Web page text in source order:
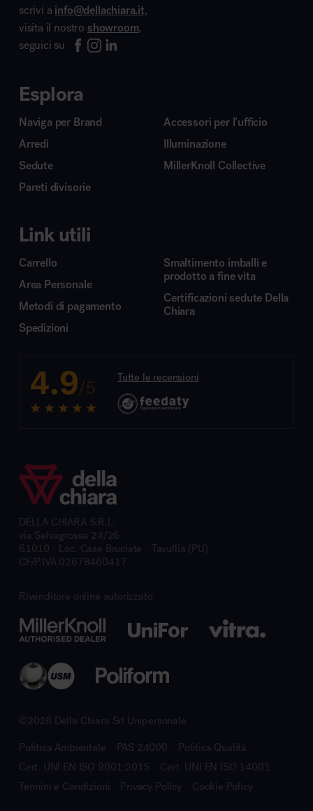
scrivi a info@dellachiara.it,
visita il nostro showroom,
seguici su
Esplora
Naviga per Brand
Arredi
Sedute
Pareti divisorie
Accessori per l’ufficio
Illuminazione
MillerKnoll Collective
Link utili
Carrello
Area Personale
Metodi di pagamento
Spedizioni
Smaltimento imballi e
prodotto a fine vita
Certificazioni sedute Della
Chiara
4.9/5 Tutte le recensioni
DELLA CHIARA S.R.L.
via Selvagrossa 24/26
61010 - Loc. Case Bruciate - Tavullia (PU)
CF/P.IVA 02678460417
Rivenditore online autorizzato
©2026 Della Chiara Srl Unipersonale
Politica Ambientale PAS 24000
Politica Qualità
Cert. UNI EN ISO 9001:2015
Cert. UNI EN ISO 14001
Termini e Condizioni
Privacy Policy Cookie Policy